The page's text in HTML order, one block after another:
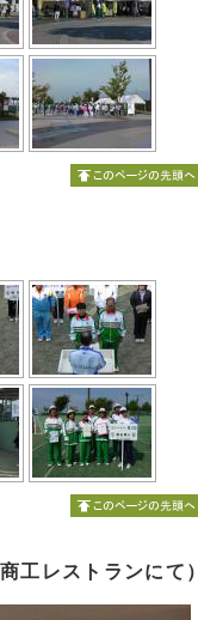
工レストランにて）